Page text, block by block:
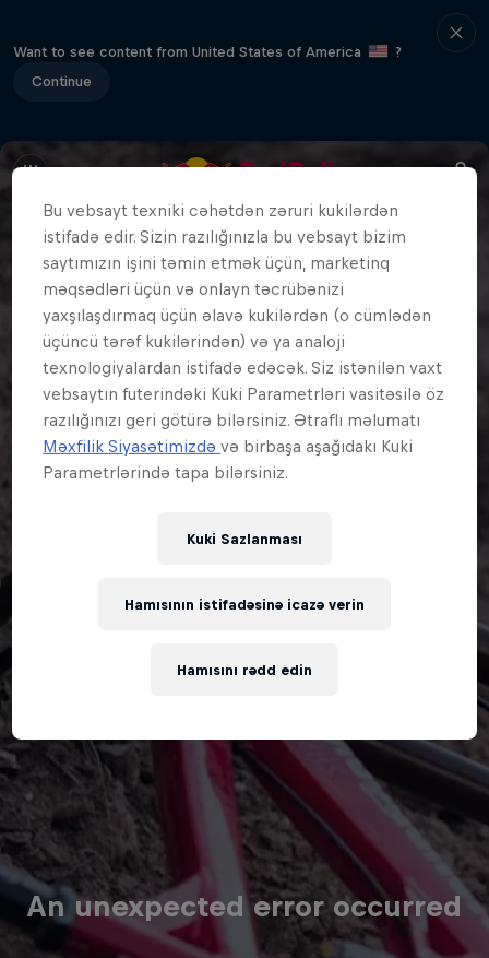
Want to see content from United States of America
?
Continue
An unexpected error occurred
Bu vebsayt texniki cəhətdən zəruri kukilərdən
istifadə edir. Sizin razılığınızla bu vebsayt bizim
saytımızın işini təmin etmək üçün, marketinq
məqsədləri üçün və onlayn təcrübənizi
yaxşılaşdırmaq üçün əlavə kukilərdən (o cümlədən
üçüncü tərəf kukilərindən) və ya analoji
texnologiyalardan istifadə edəcək. Siz istənilən vaxt
vebsaytın futerindəki Kuki Parametrləri vasitəsilə öz
razılığınızı geri götürə bilərsiniz. Ətraflı məlumatı
Məxfilik Siyasətimizdəvə birbaşa aşağıdakı Kuki
Parametrlərində tapa bilərsiniz.
Kuki Sazlanması
Hamısını rədd edin
Hamısının istifadəsinə icazə verin